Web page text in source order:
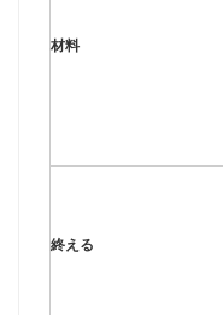
材料
終える